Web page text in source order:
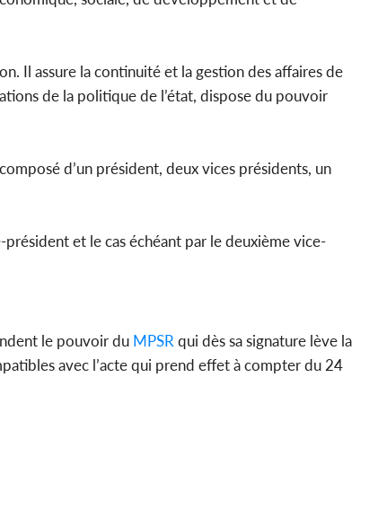
Il assure la continuité et la gestion des affaires de
de la politique de l’état, dispose du pouvoir
d’un président, deux vices présidents, un
et le cas échéant par le deuxième vice-
le pouvoir du MPSRqui dès sa signature lève la
avec l’acte qui prend effet à compter du 24